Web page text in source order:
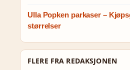
Ulla Popken parkaser –
størrelser
FLERE FRA REDAKSJONEN